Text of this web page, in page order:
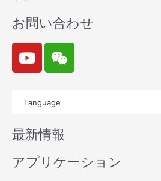
お問い合わせ
Y
o
u
b
e
W
e
i
n
Language
最新情報
アプリケーション